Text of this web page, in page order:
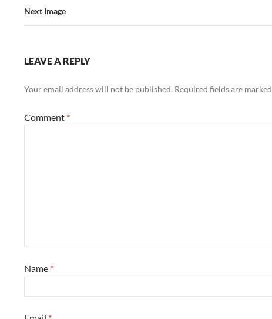
Next Image
LEAVE A REPLY
Your email address will not be published. Required fields are marked
Comment *
Name *